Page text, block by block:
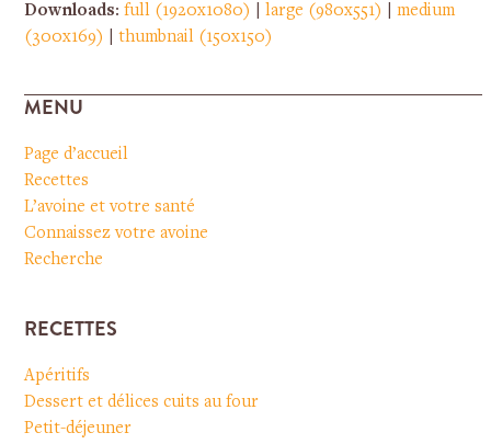
Downloads:full (1920x1080) |large (980x551) |medium
(300x169)
|thumbnail (150x150)
MENU
Page d’accueil
Recettes
L’avoine et votre santé
Connaissez votre avoine
Recherche
RECETTES
Apéritifs
Dessert et délices cuits au four
Petit-déjeuner